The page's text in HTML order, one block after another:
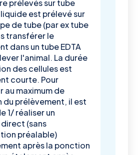
prélevés sur tube
liquide est prélevé sur
de tube (par ex tube
transférer le
dans un tube EDTA
l'animal. La durée
des cellules est
courte. Pour
au maximum de
prélèvement, il est
1/ réaliser un
(sans
préalable)
après la ponction